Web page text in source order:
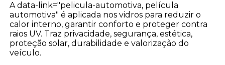
A data-link="pelicula-automotiva, película
automotiva" é aplicada nos vidros para reduzir o
calor interno, garantir conforto e proteger contra
raios UV. Traz privacidade, segurança, estética,
proteção solar, durabilidade e valorização do
veículo.